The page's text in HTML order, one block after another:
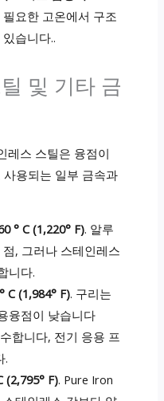
요한 고온에서 구조
습니다..
및 기타 금
레스 스틸은 융점이
용되는 일부 금속과
° C (1,220° F). 알루
, 그러나 스테인레스
니다.
C (1,984° F). 구리는
융점이 낮습니다
합니다, 전기 응용 프
.
(2,795° F). Pure Iron